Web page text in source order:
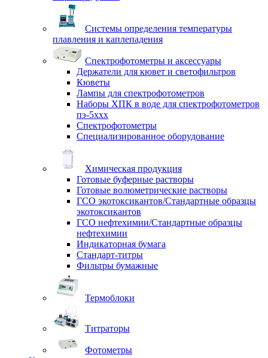
Системы определения температуры
плавления и каплепадения
Спектрофотометры и аксессуары
Держатели для кювет и светофильтров
Кюветы
Лампы для спектрофотометров
Наборы ХПК в воде для спектрофотометров
пэ-5ххх
Спектрофотометры
Специализированное оборудование
Химическая продукция
Готовые буферные растворы
Готовые волюметрические растворы
ГСО экотоксикантов/Стандартные образцы
экотоксикантов
ГСО нефтехимии/Стандартные образцы
нефтехимии
Индикаторная бумага
Стандарт-титры
Фильтры бумажные
Термоблоки
Титраторы
Фотометры